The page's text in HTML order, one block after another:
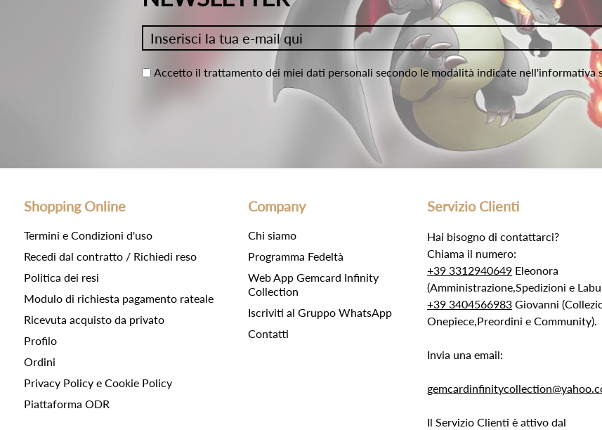
Accetto il trattamento dei miei dati personali secondo le modalità indicate nell'informativa
Shopping Online
Termini e Condizioni d'uso
Recedi dal contratto / Richiedi reso
Politica dei resi
Modulo di richiesta pagamento rateale
Ricevuta acquisto da privato
Profilo
Ordini
Privacy Policy e Cookie Policy
Piattaforma ODR
Company
Chi siamo
Programma Fedeltà
Web App Gemcard Infinity
Collection
Iscriviti al Gruppo WhatsApp
Contatti
Servizio Clienti
Hai bisogno di contattarci?
Chiama il numero:
+39 3312940649 Eleonora
(Amministrazione,Spedizioni e
+39 3404566983 Giovanni
Onepiece,Preordini e Community).
Invia una email:
Il Servizio Clienti è attivo dal